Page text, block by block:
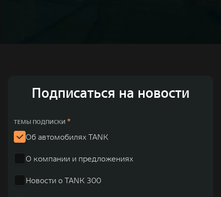
Подписаться на новости
ТЕМЫ ПОДПИСКИ *
Об автомобилях TANK
О компании и предложениях
Новости о TANK 300